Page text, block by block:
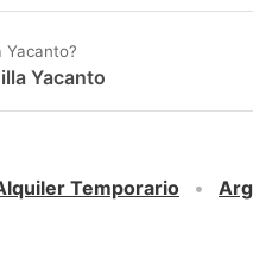
Yacanto?
Yacanto
Temporario